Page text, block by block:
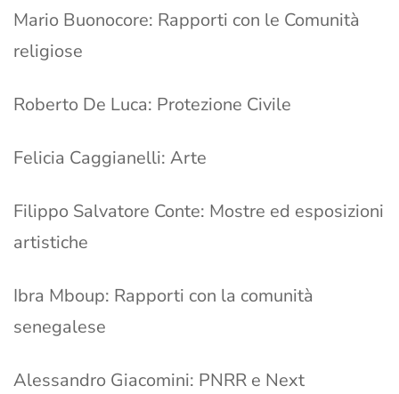
Mario Buonocore: Rapporti con le Comunità
religiose
Roberto De Luca: Protezione Civile
Felicia Caggianelli: Arte
Filippo Salvatore Conte: Mostre ed esposizioni
artistiche
Ibra Mboup: Rapporti con la comunità
senegalese
Alessandro Giacomini: PNRR e Next